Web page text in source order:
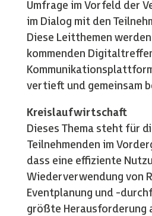
Umfrage im Vorfeld der
im Dialog mit den
Diese Leitthemen
kommenden
vertieft und gemeinsam
Kreislaufwirtschaft
Dieses Thema steht für
Teilnehmenden im
dass eine effiziente
Wiederverwendung von
Eventplanung und -
größte Herausforderung